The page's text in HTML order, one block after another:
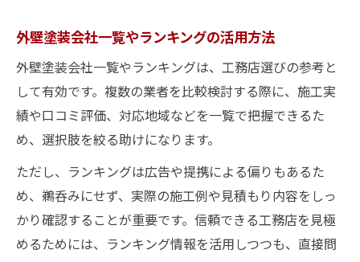
外壁塗装の費用を比較する際のチェック項
目
外壁塗装の平均費用と工務店選びの関係
悪質業者を避ける外壁塗装の注意点と対策
外壁塗装の悪質業者リストを知る重要性
外壁塗装で注意すべき業者の特徴と見分け
方
外壁塗装会社選びで注意が必要なポイント
外壁塗装の業者選定でトラブルを防ぐ方法
外壁塗装会社一覧やランキングの活用方法
外壁塗装会社一覧やランキングは、工務店選びの参考と
して有効です。複数の業者を比較検討する際に、施工実
績や口コミ評価、対応地域などを一覧で把握できるた
め、選択肢を絞る助けになります。
ただし、ランキングは広告や提携による偏りもあるた
め、鵜呑みにせず、実際の施工例や見積もり内容をしっ
かり確認することが重要です。信頼できる工務店を見極
めるためには、ランキング情報を活用しつつも、直接問